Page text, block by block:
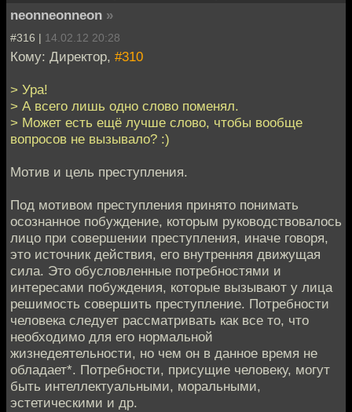
neonneonneon »
#316 | 14.02.12 20:28
Кому: Директор, #310
> Ура!
> А всего лишь одно слово поменял.
> Может есть ещё лучше слово, чтобы вообще
вопросов не вызывало? :)
Мотив и цель преступления.
Под мотивом преступления принято понимать
осознанное побуждение, которым руководствовалось
лицо при совершении преступления, иначе говоря,
это источник действия, его внутренняя движущая
сила. Это обусловленные потребностями и
интересами побуждения, которые вызывают у лица
решимость совершить преступление. Потребности
человека следует рассматривать как все то, что
необходимо для его нормальной
жизнедеятельности, но чем он в данное время не
обладает*. Потребности, присущие человеку, могут
быть интеллектуальными, моральными,
эстетическими и др.